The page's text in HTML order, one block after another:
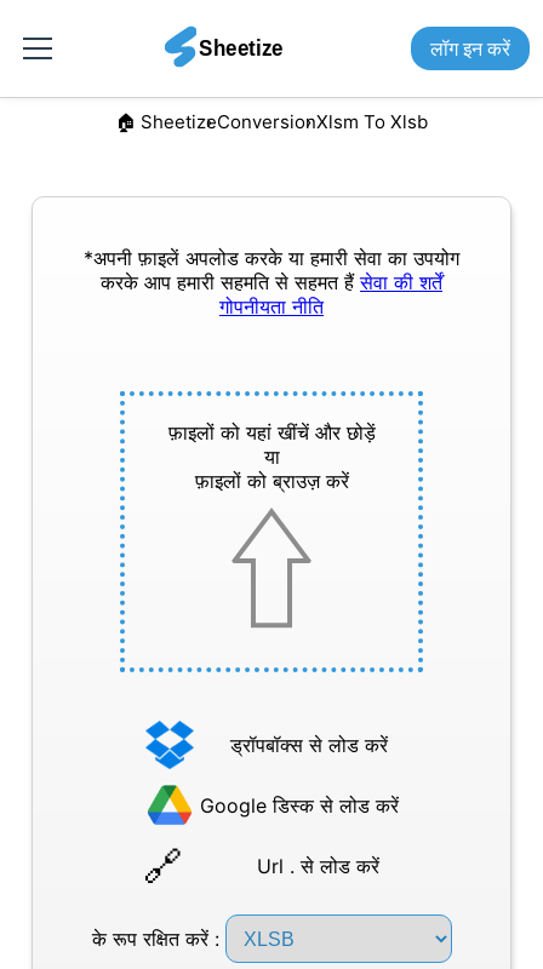
लॉग इन करें
🏠︎ SheetizeConversionXlsm To Xlsb
*अपनी फ़ाइलें अपलोड करके या हमारी सेवा का उपयोग
करके आप हमारी सहमति से सहमत हैंसेवा की शर्तें
गोपनीयता नीति
फ़ाइलों को यहां खींचें और छोड़ें
या
फ़ाइलों को ब्राउज़ करें
ड्रॉपबॉक्स से लोड करें
Google डिस्क से लोड करें
Url . से लोड करें
के रूप रक्षित करें :